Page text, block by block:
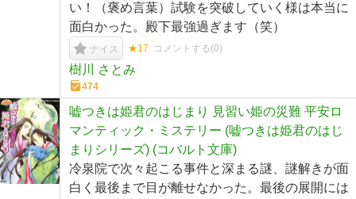
い！（褒め言葉）試験を突破していく様は本当に
面白かった。殿下最強過ぎます（笑）
ナイス ★17 コメントする(0)
樹川 さとみ
474
嘘つきは姫君のはじまり 見習い姫の災難 平安ロ
マンティック・ミステリー (嘘つきは姫君のはじ
まりシリーズ) (コバルト文庫)
冷泉院で次々起こる事件と深まる謎、謎解きが面
白く最後まで目が離せなかった。最後の展開には